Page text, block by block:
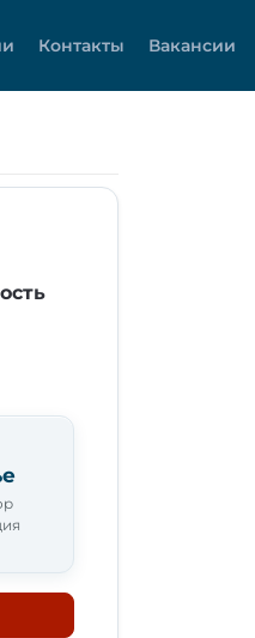
Контакты Вакансии